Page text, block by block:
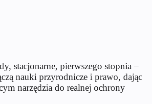
stacjonarne, pierwszego stopnia –
nauki przyrodnicze i prawo, dając
narzędzia do realnej ochrony